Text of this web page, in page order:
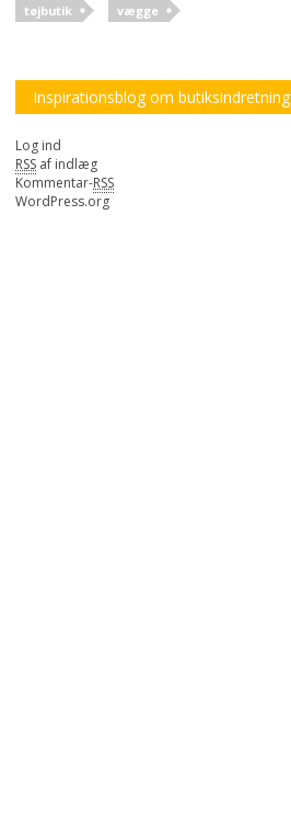
tøjbutik vægge
Inspirationsblog om butiksindretning
Log ind
RSS af indlæg
Kommentar-RSS
WordPress.org